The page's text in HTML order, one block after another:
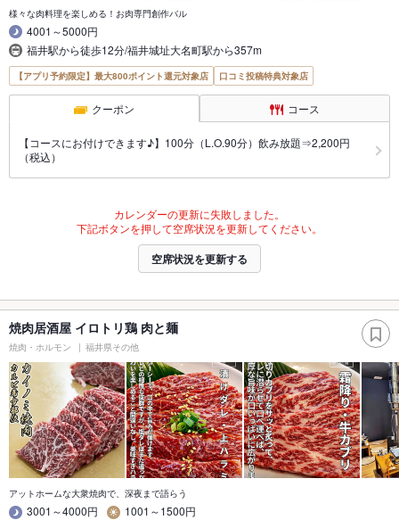
様々な肉料理を楽しめる！お肉専門創作バル
4001～5000円
福井駅から徒歩12分/福井城址大名町駅から357m
【アプリ予約限定】最大800ポイント還元対象店 口コミ投稿特典対象店
クーポン コース
【コースにお付けできます♪】100分（L.O.90分）飲み放題⇒2,200円
（税込）
カレンダーの更新に失敗しました。
下記ボタンを押して空席状況を更新してください。
空席状況を更新する
焼肉居酒屋 イロトリ鶏 肉と麺
焼肉・ホルモン 福井県その他
アットホームな大衆焼肉で、深夜まで語らう
3001～4000円
1001～1500円